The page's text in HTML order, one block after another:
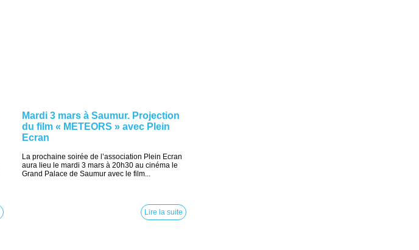
Mardi 3 mars à Saumur. Projection
du film « METEORS » avec Plein
Ecran
La prochaine soirée de l’association Plein Ecran
aura lieu le mardi 3 mars à 20h30 au cinéma le
Grand Palace de Saumur avec le film...
Lire la suite